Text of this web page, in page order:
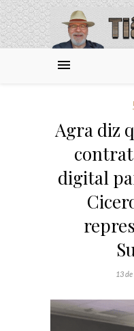
Agra diz
digital
13